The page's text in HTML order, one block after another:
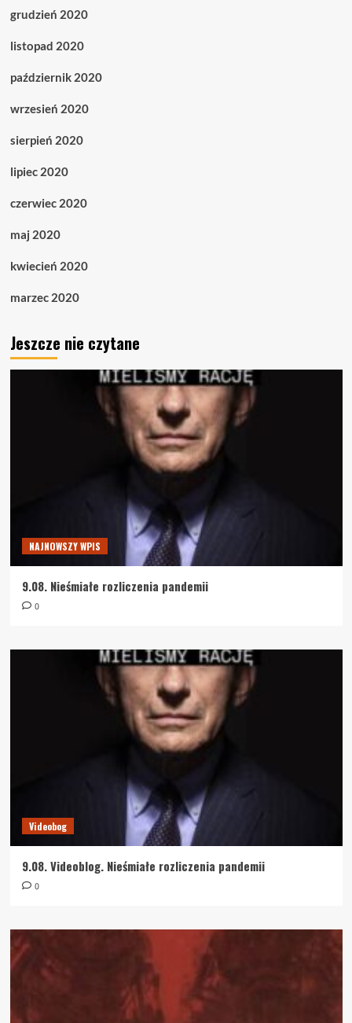
grudzień 2020
listopad 2020
październik 2020
wrzesień 2020
sierpień 2020
lipiec 2020
czerwiec 2020
maj 2020
kwiecień 2020
marzec 2020
Jeszcze nie czytane
NAJNOWSZY WPIS
9.08. Nieśmiałe rozliczenia pandemii
0
Videobog
9.08. Videoblog. Nieśmiałe rozliczenia pandemii
0